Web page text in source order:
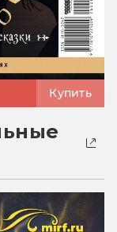
Купить